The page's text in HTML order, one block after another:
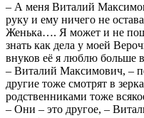
– А меня Виталий
руку и ему ничего не
Женька…. Я может и не
знать как дела у моей
внуков её я люблю больше
– Виталий Максимович, –
другие тоже смотрят в
родственниками тоже
– Они – это другое, –